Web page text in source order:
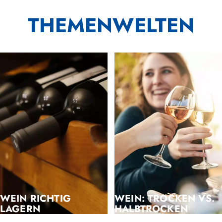
THEMENWELTEN
WEIN RICHTIG
LAGERN
WEIN: TROCKEN VS.
HALBTROCKEN